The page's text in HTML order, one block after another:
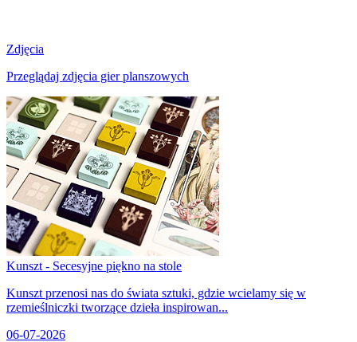
Zdjęcia
Przeglądaj zdjęcia gier planszowych
Kunszt - Secesyjne piękno na stole
Kunszt przenosi nas do świata sztuki, gdzie wcielamy się w
rzemieślniczki tworzące dzieła inspirowan...
06-07-2026